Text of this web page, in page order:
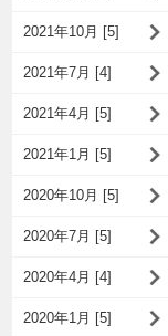
2021年10月 [5]
2021年7月 [4]
2021年4月 [5]
2021年1月 [5]
2020年10月 [5]
2020年7月 [5]
2020年4月 [4]
2020年1月 [5]